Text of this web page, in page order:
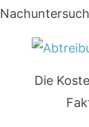
Die